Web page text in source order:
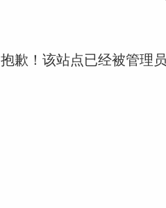
抱歉！该站点已经被管理